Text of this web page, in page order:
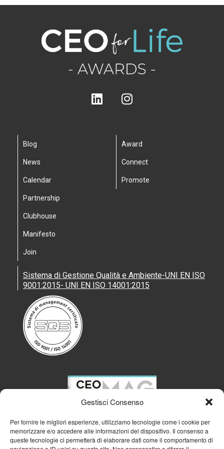
Gestisci Consenso
Per fornire le migliori esperienze, utilizziamo tecnologie come i cookie per
memorizzare e/o accedere alle informazioni del dispositivo. Il consenso a
queste tecnologie ci permetterà di elaborare dati come il comportamento di
Blog
News
Calendar
Partnership
Clubhouse
Manifesto
Join
Award
Connect
Promote
Sistema di Gestione Qualità e Ambiente-UNI EN ISO
9001:2015- UNI EN ISO 14001:2015